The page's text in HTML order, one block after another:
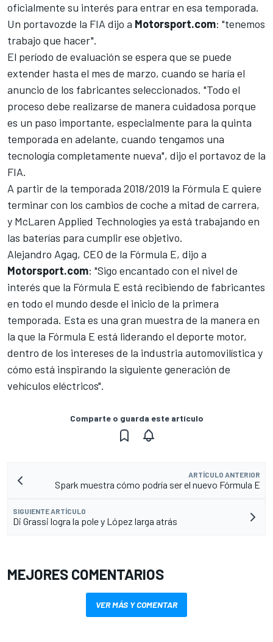
oficialmente su interés para entrar en esa temporada.
Un portavozde la FIA dijo a Motorsport.com: "tenemos
trabajo que hacer".
El período de evaluación se espera que se puede
extender hasta el mes de marzo, cuando se haría el
anuncio de los fabricantes seleccionados. "Todo el
proceso debe realizarse de manera cuidadosa porque
es un paso importante, especialmente para la quinta
temporada en adelante, cuando tengamos una
tecnología completamente nueva", dijo el portavoz de la
FIA.
A partir de la temporada 2018/2019 la Fórmula E quiere
terminar con los cambios de coche a mitad de carrera,
y McLaren Applied Technologies ya está trabajando en
las baterías para cumplir ese objetivo.
Alejandro Agag, CEO de la Fórmula E, dijo a
Motorsport.com: "Sigo encantado con el nivel de
interés que la Fórmula E está recibiendo de fabricantes
en todo el mundo desde el inicio de la primera
temporada. Esta es una gran muestra de la manera en
la que la Fórmula E está liderando el deporte motor,
dentro de los intereses de la industria automovilística y
cómo está inspirando la siguiente generación de
vehículos eléctricos".
Comparte o guarda este artículo
ARTÍCULO ANTERIOR
Spark muestra cómo podría ser el nuevo Fórmula E
SIGUIENTE ARTÍCULO
Di Grassi logra la pole y López larga atrás
MEJORES COMENTARIOS
VER MÁS Y COMENTAR